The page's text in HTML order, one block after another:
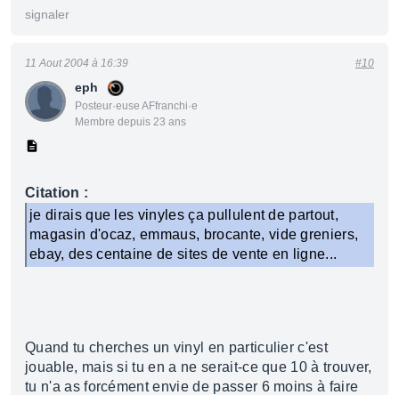
signaler
eph
Posteur·euse AFfranchi·e
Membre depuis 23 ans
11 Aout 2004 à 16:39 #10
Citation :
je dirais que les vinyles ça pullulent de partout,
magasin d'ocaz, emmaus, brocante, vide greniers,
ebay, des centaine de sites de vente en ligne...
Quand tu cherches un vinyl en particulier c'est
jouable, mais si tu en a ne serait-ce que 10 à trouver,
tu n'a as forcément envie de passer 6 moins à faire